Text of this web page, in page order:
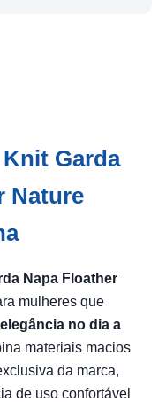
Garda
Nature
Napa Floather
mulheres que
no dia a
materiais macios
da marca,
de uso confortável